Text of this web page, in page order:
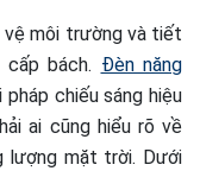
vệ môi trường và tiết
bách. Đèn năng
chiếu sáng hiệu
ai cũng hiểu rõ về
lượng mặt trời. Dưới